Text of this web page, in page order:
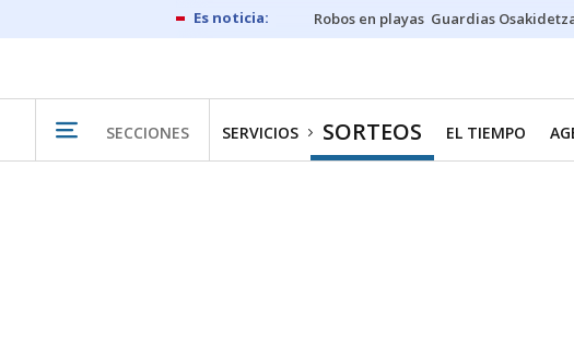
Robos en playas Guardias
SECCIONES SERVICIOS SORTEOS EL TIEMPO